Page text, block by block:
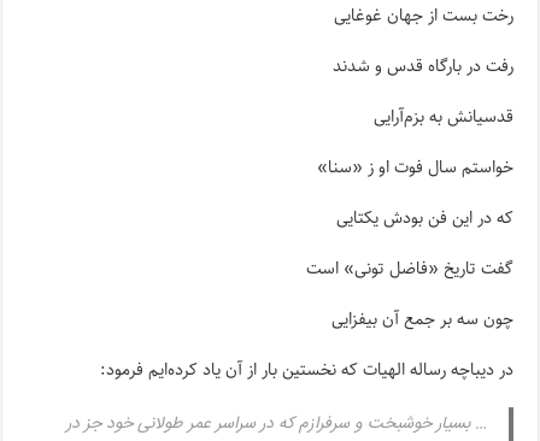
رخت بست از جهان غوغایى‌
رفت در بارگاه قدس و شدند
قدسیانش به بزم‌آرایى‌
خواستم سال فوت او ز «سنا»
که در این فن بودش یکتایى‌
گفت تاریخ «فاضل تونى» است‌
چون سه بر جمع آن بیفزایى‌
در دیباچه رساله الهیات که نخستین بار از آن یاد کرده‌ایم فرمود:
… بسیار خوشبخت و سرفرازم که در سراسر عمر طولانى خود جز در